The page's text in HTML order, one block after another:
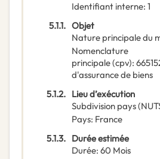
Identifiant interne: 1
5.1.1. Objet
Nature principale du
Nomenclature
principale(cpv):
d'assurance de biens
5.1.2. Lieu d’exécution
Subdivision pays
Pays: France
5.1.3. Durée estimée
Durée: 60 Mois